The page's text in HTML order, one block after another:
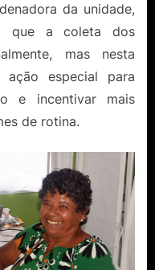
da unidade,
que a coleta dos
mas nesta
especial para
e incentivar mais
de rotina.